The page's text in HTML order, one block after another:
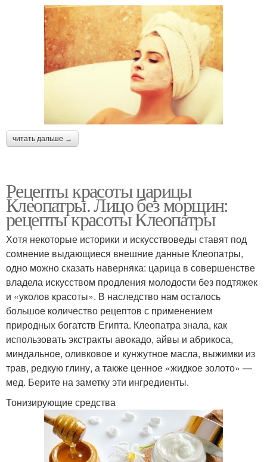
читать дальше →
Рецепты красоты царицы
Клеопатры. Лицо без морщин:
рецепты красоты Клеопатры
Хотя некоторые историки и искусствоведы ставят под
сомнение выдающиеся внешние данные Клеопатры,
одно можно сказать наверняка: царица в совершенстве
владела искусством продления молодости без подтяжек
и «уколов красоты». В наследство нам осталось
большое количество рецептов с применением
природных богатств Египта. Клеопатра знала, как
использовать экстракты авокадо, айвы и абрикоса,
миндальное, оливковое и кунжутное масла, выжимки из
трав, редкую глину, а также ценное «жидкое золото» —
мед. Берите на заметку эти ингредиенты.
Тонизирующие средства